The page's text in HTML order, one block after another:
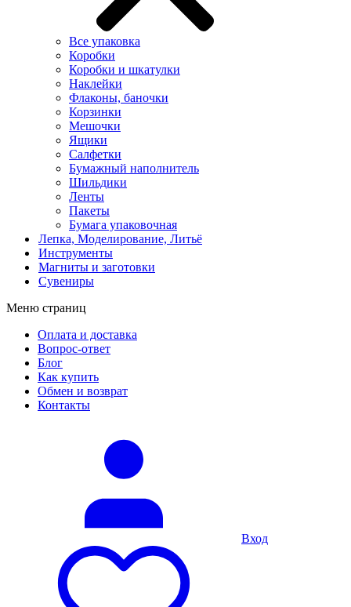
Все упаковка
Коробки
Коробки и шкатулки
Наклейки
Флаконы, баночки
Корзинки
Мешочки
Ящики
Салфетки
Бумажный наполнитель
Шильдики
Ленты
Пакеты
Бумага упаковочная
Лепка, Моделирование, Литьё
Инструменты
Магниты и заготовки
Сувениры
Меню страниц
Оплата и доставка
Вопрос-ответ
Блог
Как купить
Обмен и возврат
Контакты
Вход